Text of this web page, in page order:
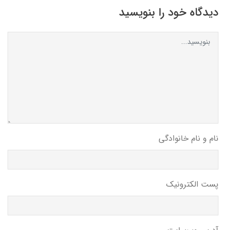
دیدگاه خود را بنویسید
نام و نام خانوادگی
پست الکترونیک